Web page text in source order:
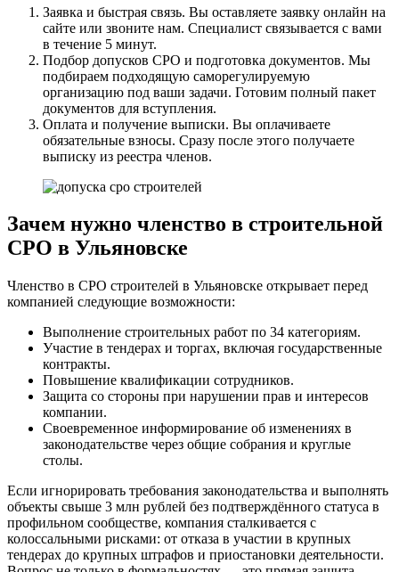
Заявка и быстрая связь. Вы оставляете заявку онлайн на
сайте или звоните нам. Специалист связывается с вами
в течение 5 минут.
Подбор допусков СРО и подготовка документов. Мы
подбираем подходящую саморегулируемую
организацию под ваши задачи. Готовим полный пакет
документов для вступления.
Оплата и получение выписки. Вы оплачиваете
обязательные взносы. Сразу после этого получаете
выписку из реестра членов.
Зачем нужно членство в строительной
СРО в Ульяновске
Членство в СРО строителей в Ульяновске открывает перед
компанией следующие возможности:
Выполнение строительных работ по 34 категориям.
Участие в тендерах и торгах, включая государственные
контракты.
Повышение квалификации сотрудников.
Защита со стороны при нарушении прав и интересов
компании.
Своевременное информирование об изменениях в
законодательстве через общие собрания и круглые
столы.
Если игнорировать требования законодательства и выполнять
объекты свыше 3 млн рублей без подтверждённого статуса в
профильном сообществе, компания сталкивается с
колоссальными рисками: от отказа в участии в крупных
тендерах до крупных штрафов и приостановки деятельности.